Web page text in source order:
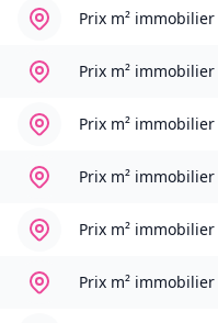
Prix m² immobilier
Prix m² immobilier
Prix m² immobilier
Prix m² immobilier
Prix m² immobilier
Prix m² immobilier